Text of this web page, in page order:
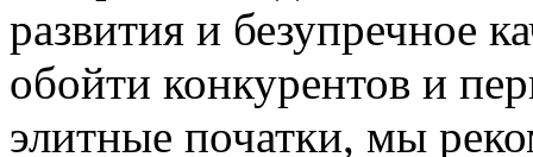
развития и безупречное
обойти конкурентов и
элитные початки, мы